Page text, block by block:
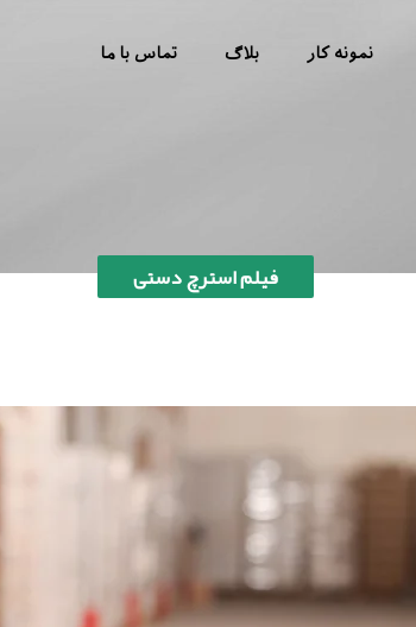
نمونه کار بلاگ تماس با ما
فیلم استرچ دستی